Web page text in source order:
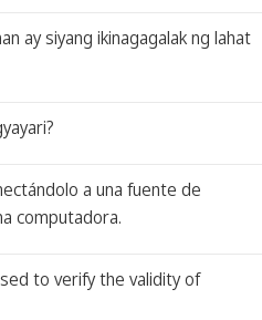
ay siyang ikinagagalak ng lahat
a una fuente de
computadora.
to verify the validity of